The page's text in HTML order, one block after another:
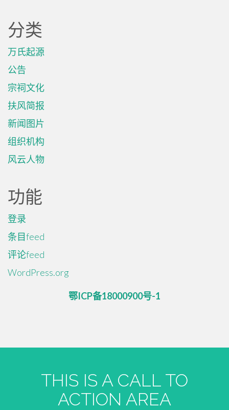
分类
万氏起源
公告
宗祠文化
扶风简报
新闻图片
组织机构
风云人物
功能
登录
条目feed
评论feed
WordPress.org
鄂ICP备18000900号-1
THIS IS A CALL TO
ACTION AREA